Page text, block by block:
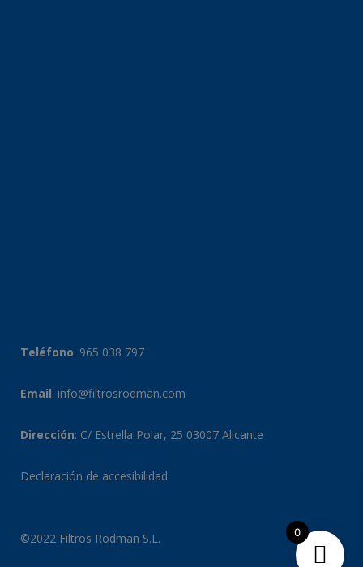
Teléfono: 965 038 797
Email: info@filtrosrodman.com
Dirección: C/ Estrella Polar, 25 03007 Alicante
Declaración de accesibilidad
©2022 Filtros Rodman S.L. 0